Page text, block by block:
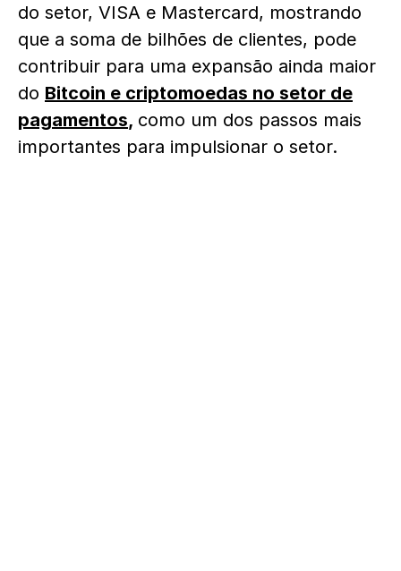
do setor, VISA e Mastercard, mostrando
que a soma de bilhões de clientes, pode
contribuir para uma expansão ainda maior
do Bitcoin e criptomoedas no setor de
pagamentos, como um dos passos mais
importantes para impulsionar o setor.